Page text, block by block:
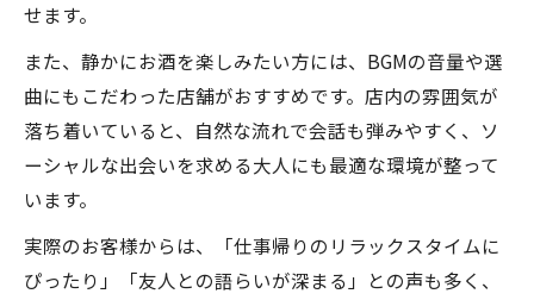
せます。
また、静かにお酒を楽しみたい方には、BGMの音量や選
曲にもこだわった店舗がおすすめです。店内の雰囲気が
落ち着いていると、自然な流れで会話も弾みやすく、ソ
ーシャルな出会いを求める大人にも最適な環境が整って
います。
実際のお客様からは、「仕事帰りのリラックスタイムに
ぴったり」「友人との語らいが深まる」との声も多く、